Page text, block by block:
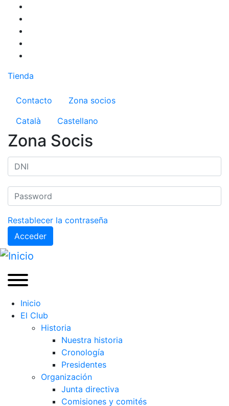
Pasar
contenido
principal
Tienda
Menú del compte d'usuari
Contacto
Zona socios
Català
Castellano
Zona Socis
Restablecer la contraseña
Acceder
Inicio
El Club
Historia
Nuestra historia
Cronología
Presidentes
Organización
Junta directiva
Comisiones y comités